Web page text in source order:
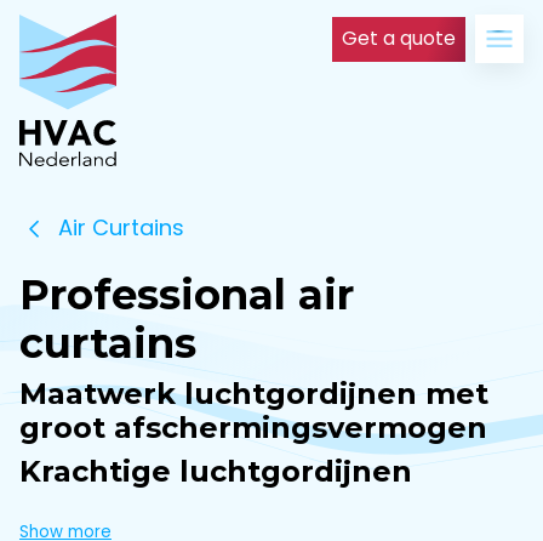
Get a quote
Air Curtains
Professional air
curtains
Maatwerk luchtgordijnen met
groot afschermingsvermogen
Krachtige luchtgordijnen
Show more